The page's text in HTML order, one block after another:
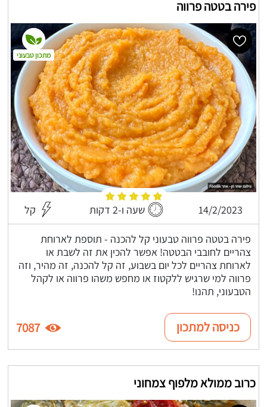
פירה בטטה פרווה
14/2/2023 שעה ו-2 דקות קל
פירה בטטה פרווה טבעוני קל להכנה - תוספת לארוחת
צהריים לחובבי הבטטה! אפשר להכין את זה לשבת או
לארוחת צהריים לכל יום בשבוע, זה קל להכנה, זה מהיר, וזה
פרווה למי שרגיש ללקטוז או מחפש משהו פרווה או לקהל
הטבעוני, תהנו!
מתכון טבעוני
כניסה למתכון 7087
כרוב ממולא מלפוף צמחוני